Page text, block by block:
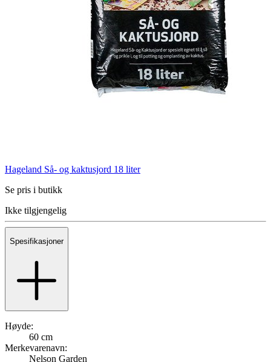
Hageland Så- og kaktusjord 18 liter
Se pris i butikk
Ikke tilgjengelig
Spesifikasjoner
Høyde:
60 cm
Merkevarenavn:
Nelson Garden